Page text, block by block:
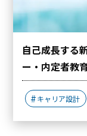
自己成長する
ー・内定者教
キャリア設計